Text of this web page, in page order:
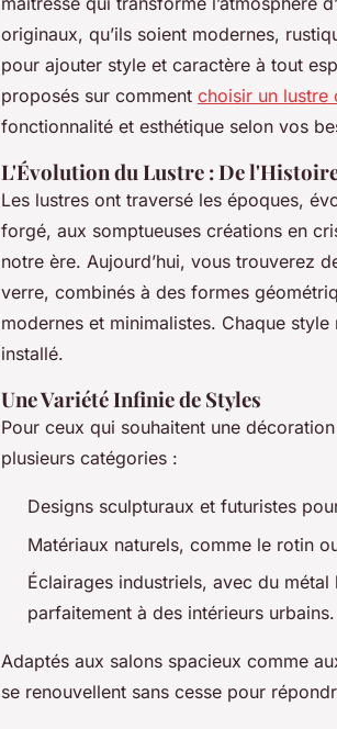
originaux, qu’ils soient modernes,
pour ajouter style et caractère à tout
proposés sur comment choisir un lustre
fonctionnalité et esthétique selon vos
L'Évolution du Lustre : De
Les lustres ont traversé les époques,
forgé, aux somptueuses créations en
notre ère. Aujourd’hui, vous trouverez
verre, combinés à des formes
modernes et minimalistes. Chaque
installé.
Une Variété Infinie de Styles
Pour ceux qui souhaitent une
plusieurs catégories :
Designs sculpturaux et futuristes
Matériaux naturels, comme le rotin
Éclairages industriels, avec du
parfaitement à des intérieurs urbains.
Adaptés aux salons spacieux comme
se renouvellent sans cesse pour